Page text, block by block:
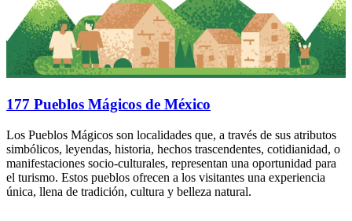
177 Pueblos Mágicos de México
Los Pueblos Mágicos son localidades que, a través de sus atributos
simbólicos, leyendas, historia, hechos trascendentes, cotidianidad, o
manifestaciones socio-culturales, representan una oportunidad para
el turismo. Estos pueblos ofrecen a los visitantes una experiencia
única, llena de tradición, cultura y belleza natural.